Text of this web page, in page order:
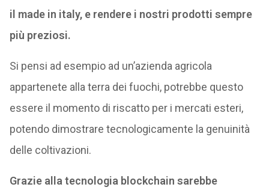
il made in italy, e rendere i nostri prodotti sempre
più preziosi.
Si pensi ad esempio ad un’azienda agricola
appartenete alla terra dei fuochi, potrebbe questo
essere il momento di riscatto per i mercati esteri,
potendo dimostrare tecnologicamente la genuinità
delle coltivazioni.
Grazie alla tecnologia blockchain sarebbe